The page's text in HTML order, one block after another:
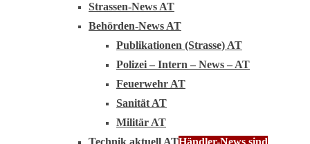
Strassen-News AT
Behörden-News AT
Publikationen (Strasse) AT
Polizei – Intern – News – AT
Feuerwehr AT
Sanität AT
Militär AT
Technik aktuell ATHändler-News sind